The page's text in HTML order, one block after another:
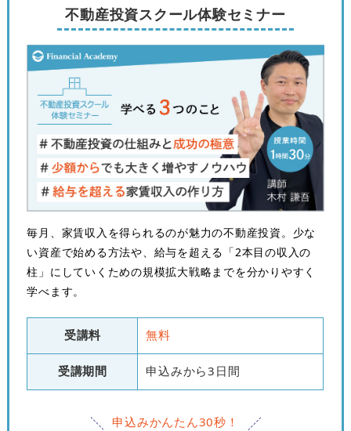
不動産投資スクール体験セミナー
毎月、家賃収入を得られるのが魅力の不動産投資。少な
い資産で始める方法や、給与を超える「2本目の収入の
柱」にしていくための規模拡大戦略までを分かりやすく
学べます。
受講料 無料
受講期間 申込みから3日間
申込みかんたん30秒！